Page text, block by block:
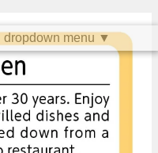
dropdown menu ▼